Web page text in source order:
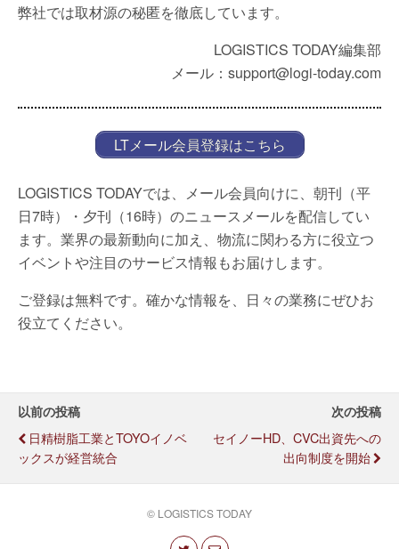
弊社では取材源の秘匿を徹底しています。
LOGISTICS TODAY編集部
メール：support@logi-today.com
LTメール会員登録はこちら
LOGISTICS TODAYでは、メール会員向けに、朝刊（平
日7時）・夕刊（16時）のニュースメールを配信してい
ます。業界の最新動向に加え、物流に関わる方に役立つ
イベントや注目のサービス情報もお届けします。
ご登録は無料です。確かな情報を、日々の業務にぜひお
役立てください。
以前の投稿
日精樹脂工業とTOYOイノベ
ックスが経営統合
次の投稿
セイノーHD、CVC出資先への
出向制度を開始
© LOGISTICS TODAY